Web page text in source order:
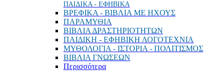
ΠΑΙΔΙΚΑ - ΕΦΗΒΙΚΑ
ΒΡΕΦΙΚΑ - ΒΙΒΛΙΑ ΜΕ ΗΧΟΥΣ
ΠΑΡΑΜΥΘΙΑ
ΒΙΒΛΙΑ ΔΡΑΣΤΗΡΙΟΤΗΤΩΝ
ΠΑΙΔΙΚΗ - ΕΦΗΒΙΚΗ ΛΟΓΟΤΕΧΝΙΑ
ΜΥΘΟΛΟΓΙΑ - ΙΣΤΟΡΙΑ - ΠΟΛΙΤΙΣΜΟΣ
ΒΙΒΛΙΑ ΓΝΩΣΕΩΝ
Περισσότερα